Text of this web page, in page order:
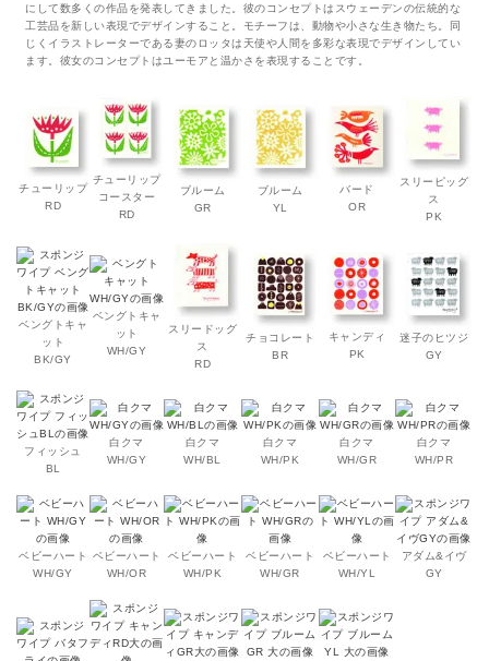
にして数多くの作品を発表してきました。彼のコンセプトはスウェーデンの伝統的な
工芸品を新しい表現でデザインすること。モチーフは、動物や小さな生き物たち。同
じくイラストレーターである妻のロッタは天使や人間を多彩な表現でデザインしてい
ます。彼女のコンセプトはユーモアと温かさを表現することです。
チューリップ
RD
チューリップ
コースター
RD
ブルーム
GR
ブルーム
YL
バード
OR
スリーピッグ
ス
PK
ベングトキャ
ット
BK/GY
ベングトキャ
ット
WH/GY
スリードッグ
ス
RD
チョコレート
BR
キャンディ
PK
迷子のヒツジ
GY
フィッシュ
BL
白クマ
WH/GY
白クマ
WH/BL
白クマ
WH/PK
白クマ
WH/GR
白クマ
WH/PR
ベビーハート
WH/GY
ベビーハート
WH/OR
ベビーハート
WH/PK
ベビーハート
WH/GR
ベビーハート
WH/YL
アダム&イヴ
GY